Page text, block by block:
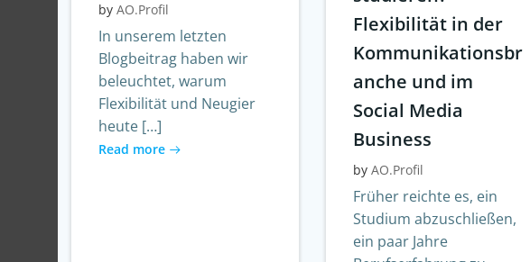
by AO.Profil
In unserem letzten
Blogbeitrag haben wir
beleuchtet, warum
Flexibilität und Neugier
heute […]
Read more
Flexibilität in der
Kommunikationsbr
anche und im
Social Media
Business
by AO.Profil
Früher reichte es, ein
Studium abzuschließen,
ein paar Jahre